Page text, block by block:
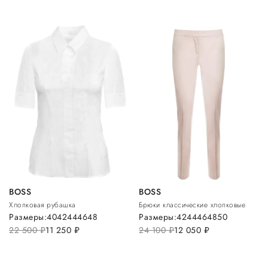
BOSS
Хлопковая рубашка
22 500руб.11 250 руб.
Размеры:4042444648
BOSS
Брюки классические хлопковые
24 100руб.12 050 руб.
Размеры:4244464850